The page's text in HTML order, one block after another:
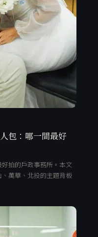
包：哪一間最好
拍的戶政事務所。本文
萬華、北投的主題背板